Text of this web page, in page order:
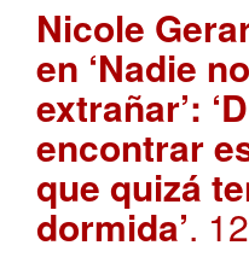
Nicole
en ‘Nadie
extrañar’:
encontrar
que quizá
dormida’.